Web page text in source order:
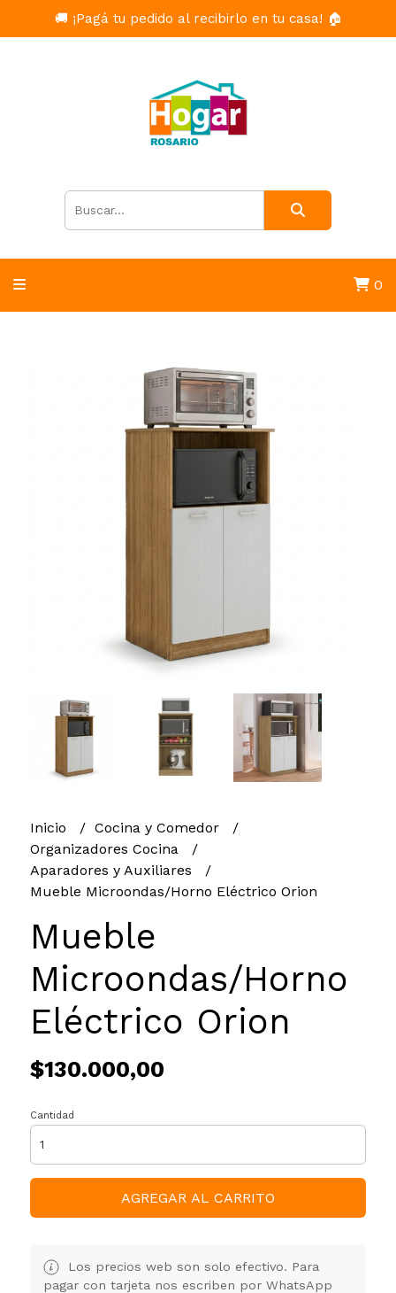
🚚 ¡Pagá tu pedido al recibirlo en tu casa! 🏠
0
Inicio
Cocina y Comedor
Organizadores Cocina
Aparadores y Auxiliares
Mueble Microondas/Horno Eléctrico Orion
Mueble
Microondas/Horno
Eléctrico Orion
$130.000,00
Cantidad
AGREGAR AL CARRITO
Los precios web son solo efectivo. Para
pagar con tarjeta nos escriben por WhatsApp